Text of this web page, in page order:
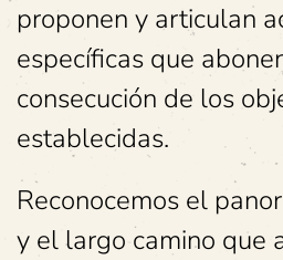
proponen y articulan
específicas que
consecución de los
establecidas.
Reconocemos el
y el largo camino que